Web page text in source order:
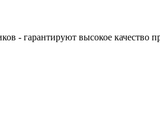
- гарантируют высокое качество